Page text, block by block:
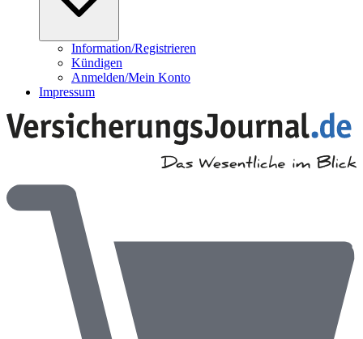
Information/Registrieren
Kündigen
Anmelden/Mein Konto
Impressum